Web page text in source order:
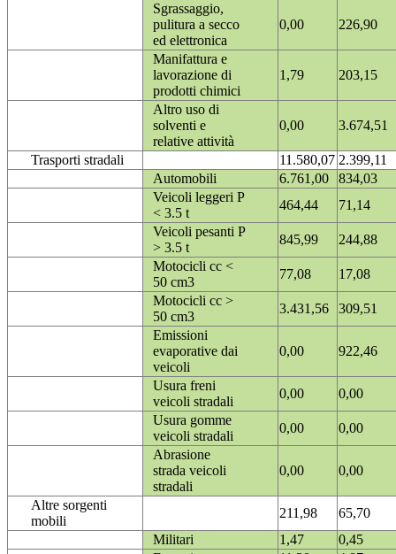
Sgrassaggio,
pulitura a secco
ed elettronica
0,00 226,90
Manifattura e
lavorazione di
prodotti chimici
1,79 203,15
Altro uso di
solventi e
relative attività
0,00 3.674,51
Trasporti stradali 11.580,07 2.399,11
Automobili
6.761,00
834,03
Veicoli leggeri P
< 3.5 t
464,44
71,14
Veicoli pesanti P
> 3.5 t
845,99
244,88
Motocicli cc <
50 cm3
77,08
17,08
Motocicli cc >
50 cm3
3.431,56
309,51
Emissioni
evaporative dai
veicoli
0,00 922,46
Usura freni
veicoli stradali
0,00
0,00
Usura gomme
veicoli stradali
0,00
0,00
Abrasione
strada veicoli
stradali
0,00 0,00
Altre sorgenti
mobili
211,98
65,70
Militari
1,47
0,45